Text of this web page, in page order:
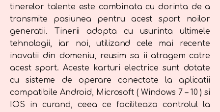
tinerelor talente este combinata cu dorinta de a
transmite pasiunea pentru acest sport noilor
generatii. Tinerii adopta cu usurinta ultimele
tehnologii, iar noi, utilizand cele mai recente
inovatii din domeniu, reusim sa ii atragem catre
acest sport. Aceste karturi electrice sunt dotate
cu sisteme de operare conectate la aplicatii
compatibile Android, Microsoft ( Windows 7 – 10 ) si
IOS in curand, ceea ce faciliteaza controlul la